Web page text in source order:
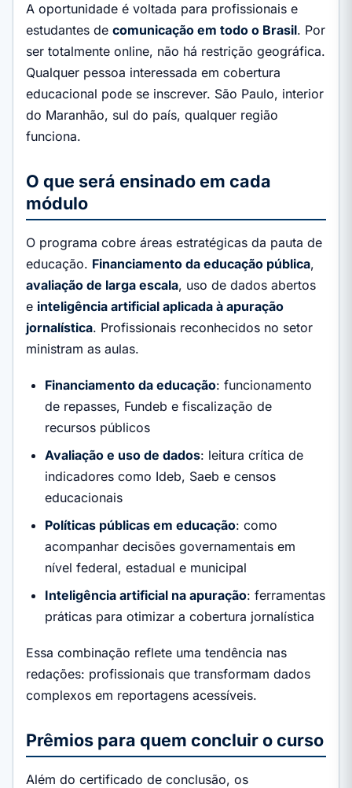
A oportunidade é voltada para profissionais e
estudantes de comunicação em todo o Brasil. Por
ser totalmente online, não há restrição geográfica.
Qualquer pessoa interessada em cobertura
educacional pode se inscrever. São Paulo, interior
do Maranhão, sul do país, qualquer região
funciona.
O que será ensinado em cada
módulo
O programa cobre áreas estratégicas da pauta de
educação. Financiamento da educação pública,
avaliação de larga escala, uso de dados abertos
e inteligência artificial aplicada à apuração
jornalística. Profissionais reconhecidos no setor
ministram as aulas.
Financiamento da educação: funcionamento
de repasses, Fundeb e fiscalização de
recursos públicos
Avaliação e uso de dados: leitura crítica de
indicadores como Ideb, Saeb e censos
educacionais
Políticas públicas em educação: como
acompanhar decisões governamentais em
nível federal, estadual e municipal
Inteligência artificial na apuração: ferramentas
práticas para otimizar a cobertura jornalística
Essa combinação reflete uma tendência nas
redações: profissionais que transformam dados
complexos em reportagens acessíveis.
Prêmios para quem concluir o curso
Além do certificado de conclusão, os